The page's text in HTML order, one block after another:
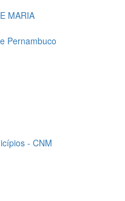
MARIA
Pernambuco
- CNM